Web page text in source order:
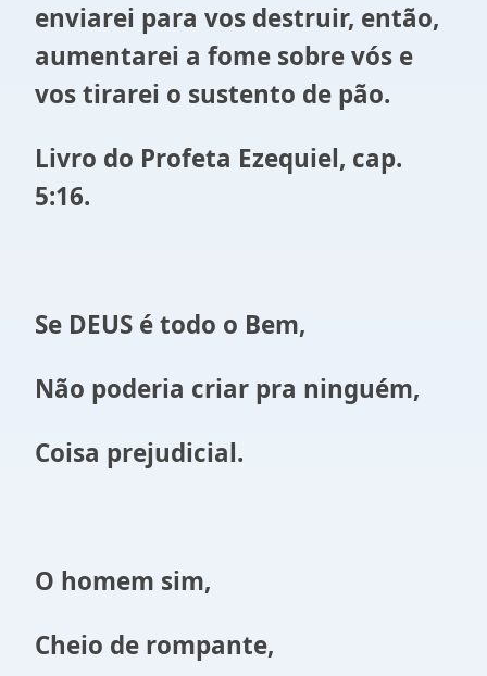
enviarei para vos destruir, então,
aumentarei a fome sobre vós e
vos tirarei o sustento de pão.
Livro do Profeta Ezequiel, cap.
5:16.
Se DEUS é todo o Bem,
Não poderia criar pra ninguém,
Coisa prejudicial.
O homem sim,
Cheio de rompante,